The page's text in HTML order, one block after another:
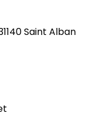
Saint Alban